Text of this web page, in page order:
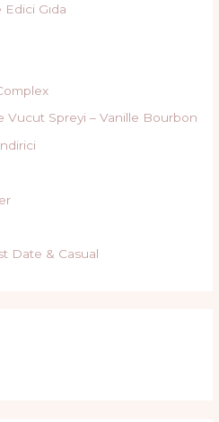
Gıda
Vucut Spreyi – Vanille Bourbon
Date & Casual